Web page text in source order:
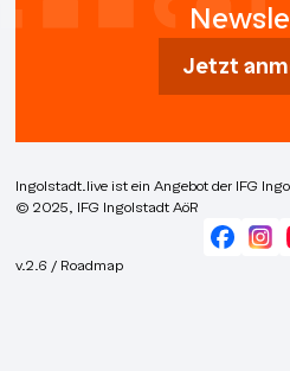
Jetzt
Ingolstadt.live ist ein Angebot der IFG
© 2025, IFG Ingolstadt AöR
v.2.6 / Roadmap